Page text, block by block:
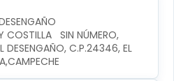
COSTILLA   SIN NÚMERO,
DESENGAÑO, C.P.24346, EL